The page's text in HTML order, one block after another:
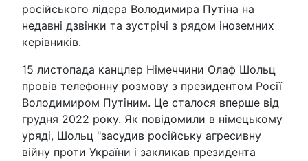
російського лідера Володимира Путіна на
недавні дзвінки та зустрічі з рядом іноземних
керівників.
15 листопада канцлер Німеччини Олаф Шольц
провів телефонну розмову з президентом Росії
Володимиром Путіним. Це сталося вперше від
грудня 2022 року. Як повідомили в німецькому
уряді, Шольц "засудив російську агресивну
війну проти України і закликав президента